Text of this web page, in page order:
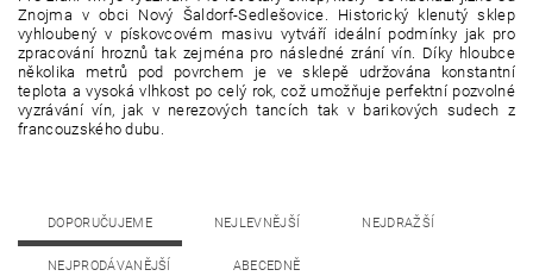
Znojma v obci Nový Šaldorf-Sedlešovice. Historický klenutý sklep
vyhloubený v pískovcovém masivu vytváří ideální podmínky jak pro
zpracování hroznů tak zejména pro následné zrání vín. Díky hloubce
několika metrů pod povrchem je ve sklepě udržována konstantní
teplota a vysoká vlhkost po celý rok, což umožňuje perfektní pozvolné
vyzrávání vín, jak v nerezových tancích tak v barikových sudech z
francouzského dubu.
DOPORUČUJEME NEJLEVNĚJŠÍ NEJDRAŽŠÍ
NEJPRODÁVANĚJŠÍ ABECEDNĚ